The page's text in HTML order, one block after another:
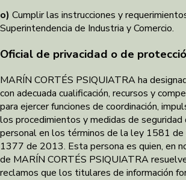
o) Cumplir las instrucciones y
Superintendencia de Industria y Comercio.
Oficial de privacidad o de
MARÍN CORTÉS PSIQUIATRA ha
con adecuada cualificación, recursos y
para ejercer funciones de coordinación,
los procedimientos y medidas de seguridad
personal en los términos de la ley 1581
1377 de 2013. Esta persona es quien, en
de MARÍN CORTÉS PSIQUIATRA
reclamos que los titulares de información